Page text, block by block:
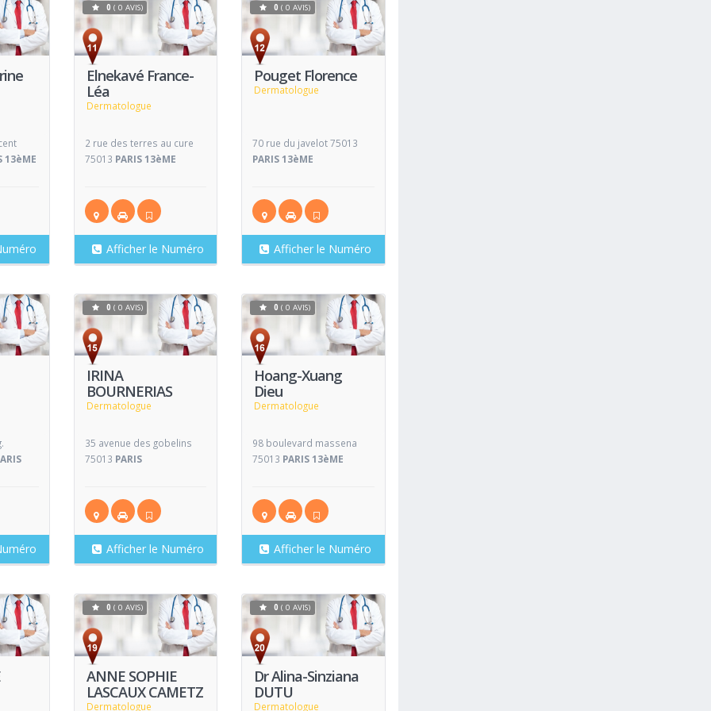
Voir
13èME
Elnekavé France-
Léa
Dermatologue
Voir
Fiche
0 ( 0 AVIS)
2 rue des terres au cure
75013 PARIS 13èME
Afficher le Numéro
Pouget Florence
Dermatologue
Voir
Fiche
0 ( 0 AVIS)
70 rue du javelot 75013
PARIS 13èME
Afficher le Numéro
Voir
IRINA
BOURNERIAS
Dermatologue
Voir
Fiche
0 ( 0 AVIS)
35 avenue des gobelins
75013 PARIS
Afficher le Numéro
Hoang-Xuang
Dieu
Dermatologue
Voir
Fiche
0 ( 0 AVIS)
98 boulevard massena
75013 PARIS 13èME
Afficher le Numéro
Voir
ANNE SOPHIE
LASCAUX CAMETZ
Dermatologue
Voir
Fiche
0 ( 0 AVIS)
Dr Alina-Sinziana
DUTU
Dermatologue
Voir
Fiche
0 ( 0 AVIS)